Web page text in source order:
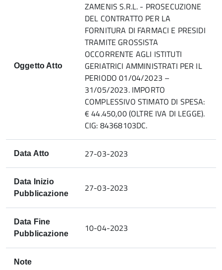
Oggetto Atto
ZAMENIS S.R.L. - PROSECUZIONE
DEL CONTRATTO PER LA
FORNITURA DI FARMACI E PRESIDI
TRAMITE GROSSISTA
OCCORRENTE AGLI ISTITUTI
GERIATRICI AMMINISTRATI PER IL
PERIODO 01/04/2023 –
31/05/2023. IMPORTO
COMPLESSIVO STIMATO DI SPESA:
€ 44.450,00 (OLTRE IVA DI LEGGE).
CIG: 84368103DC.
Data Atto 27-03-2023
Data Inizio
Pubblicazione
27-03-2023
Data Fine
Pubblicazione
10-04-2023
Note